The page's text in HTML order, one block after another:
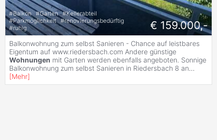
#Balkon #Garten #Kellerabteil
#Parkmöglichkeit #renovierungsbedürftig
#ruhig € 159.000,-
Balkonwohnung zum selbst Sanieren - Chance auf leistbares
Eigentum auf www.riedersbach.com Andere günstige
Wohnungen mit Garten werden ebenfalls angeboten. Sonnige
Balkonwohnung zum selbst Sanieren in Riedersbach 8 an...
[Mehr]